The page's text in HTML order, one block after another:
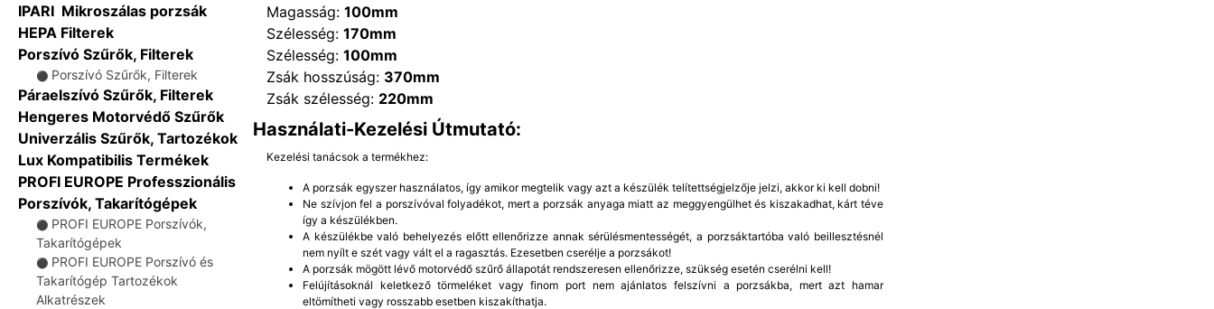
IPARI Mikroszálas porzsák
HEPA Filterek
Porszívó Szűrők, Filterek
⚫ Porszívó Szűrők, Filterek
Páraelszívó Szűrők, Filterek
Hengeres Motorvédő Szűrők
Univerzális Szűrők, Tartozékok
Lux Kompatibilis Termékek
PROFI EUROPE Professzionális
Porszívók, Takarítógépek
⚫ PROFI EUROPE Porszívók,
Takarítógépek
⚫ PROFI EUROPE Porszívó és
Takarítógép Tartozékok
Alkatrészek
Magasság: 100mm
Szélesség: 170mm
Szélesség: 100mm
Zsák hosszúság: 370mm
Zsák szélesség: 220mm
Használati-Kezelési Útmutató:
Kezelési tanácsok a termékhez:
A porzsák egyszer használatos, így amikor megtelik vagy azt a készülék telítettségjelzője jelzi, akkor ki kell dobni!
Ne szívjon fel a porszívóval folyadékot, mert a porzsák anyaga miatt az meggyengülhet és kiszakadhat, kárt téve
így a készülékben.
A készülékbe való behelyezés előtt ellenőrizze annak sérülésmentességét, a porzsáktartóba való beillesztésnél
nem nyílt e szét vagy vált el a ragasztás. Ezesetben cserélje a porzsákot!
A porzsák mögött lévő motorvédő szűrő állapotát rendszeresen ellenőrizze, szükség esetén cserélni kell!
Felújításoknál keletkező törmeléket vagy finom port nem ajánlatos felszívni a porzsákba, mert azt hamar
eltömítheti vagy rosszabb esetben kiszakíthatja.